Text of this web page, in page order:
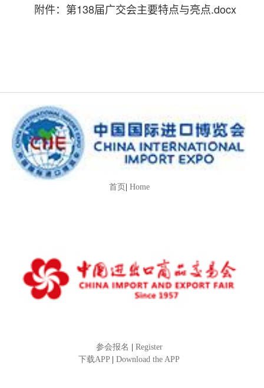
附件：第138届广交会主要特点与亮点.docx
首页| Home
参会报名
Register
下载APP
Download the APP